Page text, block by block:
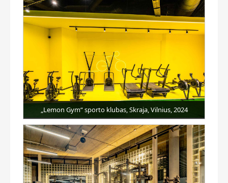
„Lemon Gym“ sporto klubas, Skraja, Vilnius, 2024